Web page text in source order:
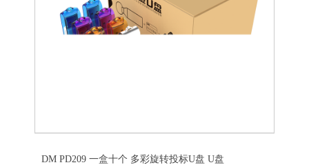
DM PD209 一盒十个 多彩旋转投标U盘 U盘